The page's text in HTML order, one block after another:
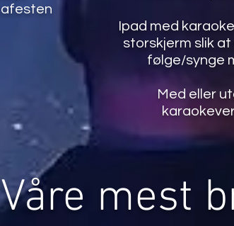
Ipad med
storskjerm slik at
følge/synge
Med eller
Våre mest